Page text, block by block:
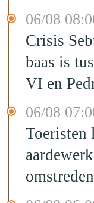
06/08
Crisis
baas is
VI en
06/08
Toeristen